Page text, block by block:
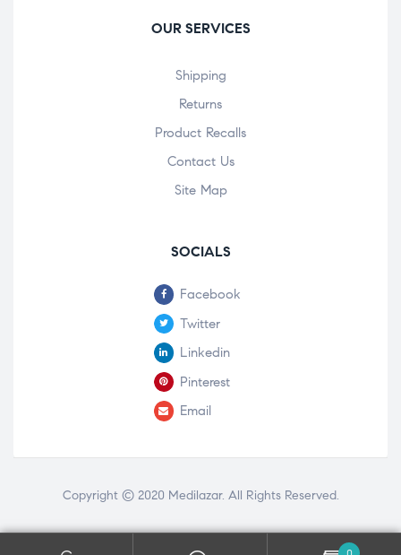
OUR SERVICES
Shipping
Returns
Product Recalls
Contact Us
Site Map
SOCIALS
Facebook
Twitter
Linkedin
Pinterest
Email
Copyright © 2020 Medilazar. All Rights Reserved.